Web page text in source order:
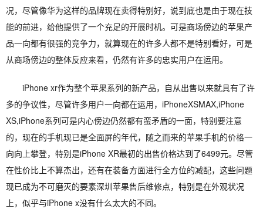
况，尽管像华为这样的品牌现在卖得特别好，说到底也是由于现在技
能的前进，给他提供了一个充足的开展时机。可是商场傍边的苹果产
品一向都有很强的竞争力，就算现在的许多人都不是特别看好，可是
从商场傍边的整体反应来看，仍然有许多的忠实用户在运用。
iPhone xr作为整个苹果系列的新产品，自从出售以来就具有了许
多的争议性，尽管许多用户一向都在运用，iPhoneXSMAX,iPhone
XS,iPhone系列可是内心傍边仍然都有蛮矛盾的一面，特别要注意
的，现在的手机现已是全面屏的年代，随之而来的苹果手机的价格一
向向上攀登，特别是iPhone XR最初的出售价格达到了6499元。尽管
在性价比上不算杰出，还有在装备方面进行全方位的减配，这些问题
现已成为不可磨灭的要素深圳苹果售后维修点，特别是在外观状况
上，似乎与iPhone x没有什么太大的不同。